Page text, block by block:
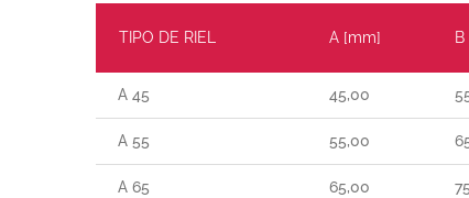
TIPO DE RIEL A [mm] B
A 45 45,00
A 55 55,00
A 65 65,00